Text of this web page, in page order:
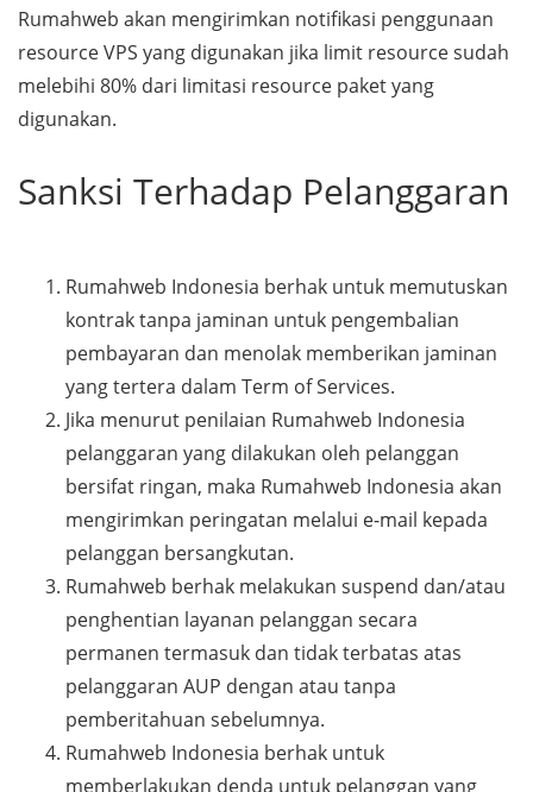
Rumahweb akan mengirimkan notifikasi penggunaan
resource VPS yang digunakan jika limit resource sudah
melebihi 80% dari limitasi resource paket yang
digunakan.
Sanksi Terhadap Pelanggaran
Rumahweb Indonesia berhak untuk memutuskan
kontrak tanpa jaminan untuk pengembalian
pembayaran dan menolak memberikan jaminan
yang tertera dalam Term of Services.
Jika menurut penilaian Rumahweb Indonesia
pelanggaran yang dilakukan oleh pelanggan
bersifat ringan, maka Rumahweb Indonesia akan
mengirimkan peringatan melalui e-mail kepada
pelanggan bersangkutan.
Rumahweb berhak melakukan suspend dan/atau
penghentian layanan pelanggan secara
permanen termasuk dan tidak terbatas atas
pelanggaran AUP dengan atau tanpa
pemberitahuan sebelumnya.
Rumahweb Indonesia berhak untuk
memberlakukan denda untuk pelanggan yang